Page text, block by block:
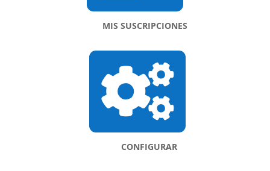
MIS SUSCRIPCIONES

CONFIGURAR